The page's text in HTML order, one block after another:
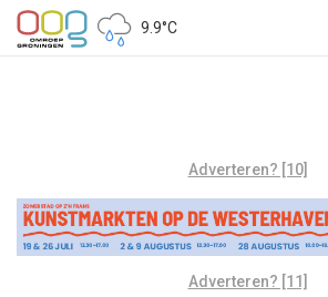
9.9°C
Adverteren? [10]
Adverteren? [11]